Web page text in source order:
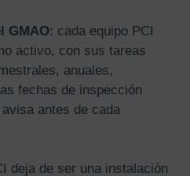
GMAO: cada equipo PCI
activo, con sus tareas
anuales,
fechas de inspección
antes de cada
deja de ser una instalación